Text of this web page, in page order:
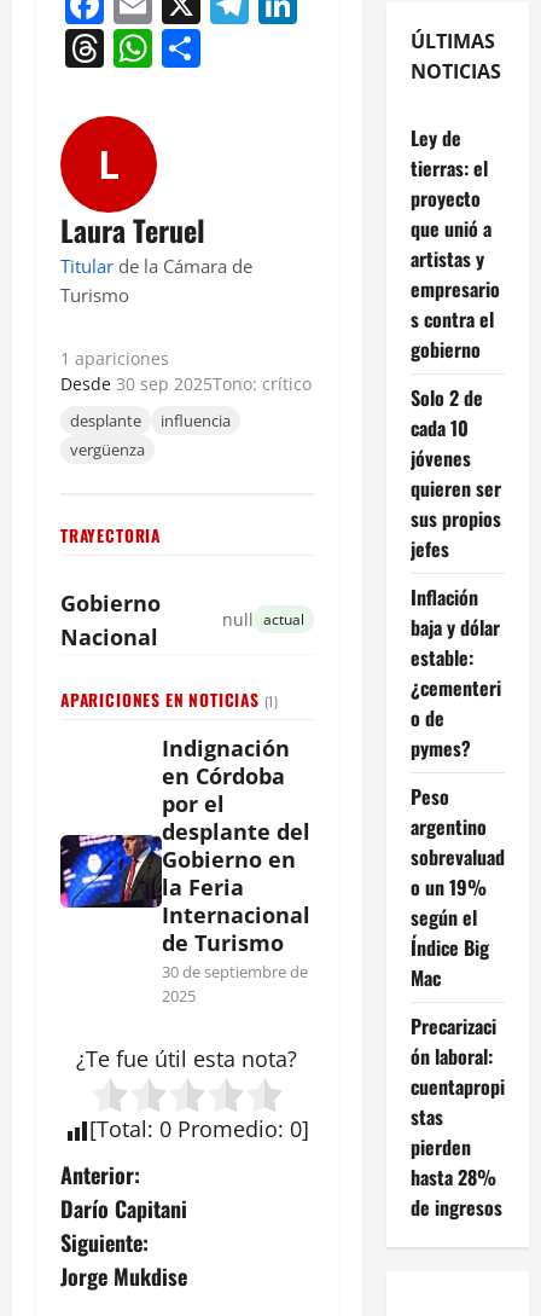
Threads
WhatsApp
L
Laura Teruel
Titular de la Cámara de
Turismo
1 apariciones
Desde 30 sep 2025Tono: crítico
desplante
influencia
vergüenza
TRAYECTORIA
Gobierno
Nacional
null actual
APARICIONES EN NOTICIAS (1)
Indignación
en Córdoba
por el
desplante del
Gobierno en
la Feria
Internacional
de Turismo
30 de septiembre de
2025
¿Te fue útil esta nota?
[Total: 0 Promedio: 0]
N
a
v
Anterior:
Darío Capitani
Siguiente:
Jorge Mukdise
ÚLTIMAS
NOTICIAS
Ley de
tierras: el
proyecto
que unió a
artistas y
empresario
s contra el
gobierno
Solo 2 de
cada 10
jóvenes
quieren ser
sus propios
jefes
Inflación
baja y dólar
estable:
¿cementeri
o de
pymes?
Peso
argentino
sobrevaluad
o un 19%
según el
Índice Big
Mac
Precarizaci
ón laboral:
cuentapropi
stas
pierden
hasta 28%
de ingresos